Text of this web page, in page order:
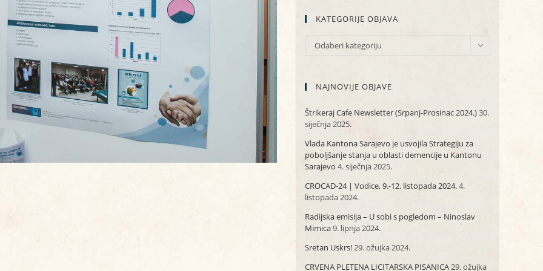
KATEGORIJE OBJAVA
KATEGORIJE
Odaberi kategoriju
NAJNOVIJE OBJAVE
Štrikeraj Cafe Newsletter (Srpanj-Prosinac 2024.)30.
siječnja 2025.
Vlada Kantona Sarajevo je usvojila Strategiju za
poboljšanje stanja u oblasti demencije u Kantonu
Sarajevo 4. siječnja 2025.
CROCAD-24 | Vodice, 9.-12. listopada 2024.4.
listopada 2024.
Radijska emisija – U sobi s pogledom – Ninoslav
Mimica9. lipnja 2024.
Sretan Uskrs!29. ožujka 2024.
CRVENA PLETENA LICITARSKA PISANICA29. ožujka